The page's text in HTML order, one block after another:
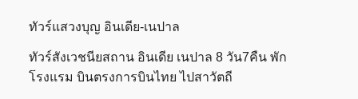
ทัวร์แสวงบุญ อินเดีย-เนปาล
ทัวร์สังเวชนียสถาน อินเดีย เนปาล 8 วัน7คืน พัก
โรงแรม บินตรงการบินไทย ไปสาวัตถี